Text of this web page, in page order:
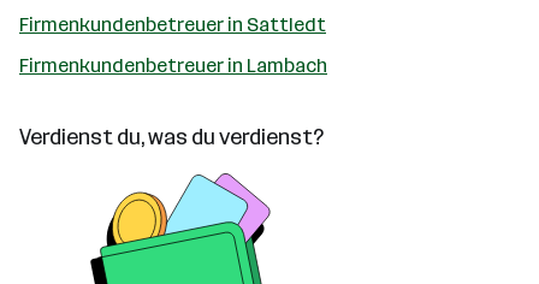
Firmenkundenbetreuer in Sattledt
Firmenkundenbetreuer in Lambach
Verdienst du, was du verdienst?